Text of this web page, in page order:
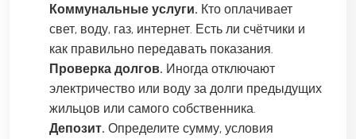
Коммунальные услуги. Кто оплачивает
свет, воду, газ, интернет. Есть ли счётчики и
как правильно передавать показания.
Проверка долгов. Иногда отключают
электричество или воду за долги предыдущих
жильцов или самого собственника.
Депозит. Определите сумму, условия